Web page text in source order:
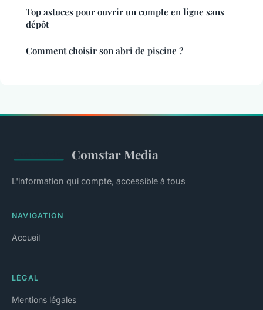
Top astuces pour ouvrir un compte en ligne sans
dépôt
Comment choisir son abri de piscine ?
Comstar Media
L'information qui compte, accessible à tous
NAVIGATION
Accueil
LÉGAL
Mentions légales